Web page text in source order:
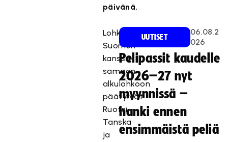
päivänä.
Lohkoarvonnassa
Suomen
kanssa
samaan
alkulohkoon
päätyivät
Ruotsi,
Tanska
ja
UUTISET
06.08.2
026
Pelipassit kaudelle
2026–27 nyt
myynnissä –
hanki ennen
ensimmäistä peliä